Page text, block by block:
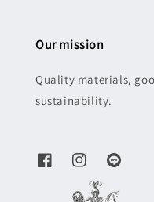
Our mission
Quality materials,
sustainability.